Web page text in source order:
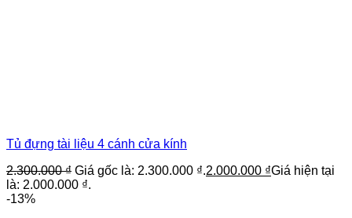
Tủ đựng tài liệu 4 cánh cửa kính
2.300.000₫ Giá gốc là: 2.300.000 ₫.2.000.000 ₫Giá hiện tại
là: 2.000.000 ₫.
-13%